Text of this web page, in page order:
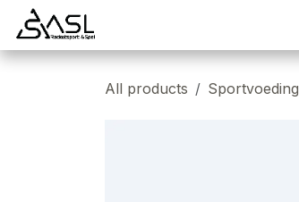
Overslaan naar inhoud
All products Sportvoeding